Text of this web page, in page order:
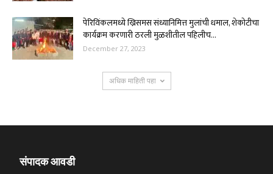
पेरिविंकलमध्ये ख्रिसमस संध्यानिमित्त मुलांची धमाल, शेकोटीचा
कार्यक्रम करणारी ठरली मुळशीतील पहिलीच...
December 27, 2023
अधिक माहिती पहा
संपादक आवडी